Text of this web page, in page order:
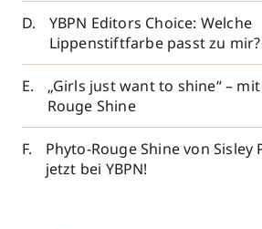
YBPN Editors Choice: Welche
Lippenstiftfarbe passt zu mir?
„Girls just want to shine“ –
Rouge Shine
Phyto-Rouge Shine von Sisley
jetzt bei YBPN!